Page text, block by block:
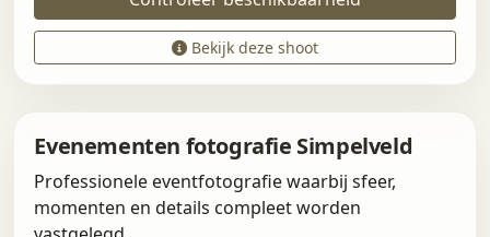
Bekijk deze shoot
Evenementen fotografie Simpelveld
Professionele eventfotografie waarbij sfeer,
momenten en details compleet worden